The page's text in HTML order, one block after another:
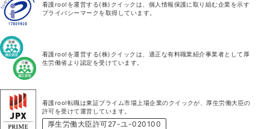
看護roo!を運営する(株)クイックは、個人情報保護に取り組む企業を示す
プライバシーマークを取得しています。
看護roo!を運営する(株)クイックは、適正な有料職業紹介事業者として厚
生労働省より認定を受けています。
看護roo!転職は東証プライム市場上場企業のクイックが、厚生労働大臣の
許可を受けて運営しています。
厚生労働大臣許可27-ユ-020100